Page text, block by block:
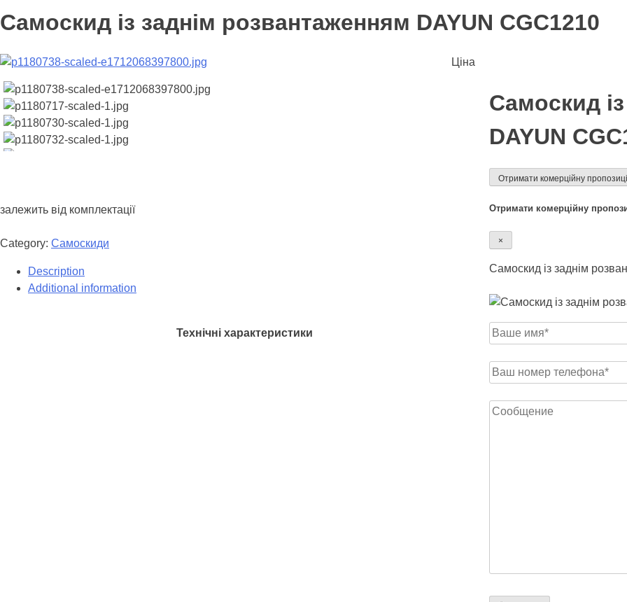
Самоскид із заднім розвантаженням DAYUN CGC1210
Самоскид
DAYUN
Отримати комерційну
Отримати комерційну
×
Самоскид із заднім
Ціна
залежить від комплектації
Category: Самоскиди
Description
Additional information
Технічні характеристики